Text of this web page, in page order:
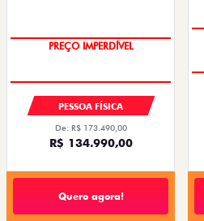
PREÇO IMPERDÍVEL
PESSOA FÍSICA
De: R$ 173.490,00
R$ 134.990,00
Quero agora!